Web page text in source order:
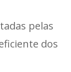
pelas
dos